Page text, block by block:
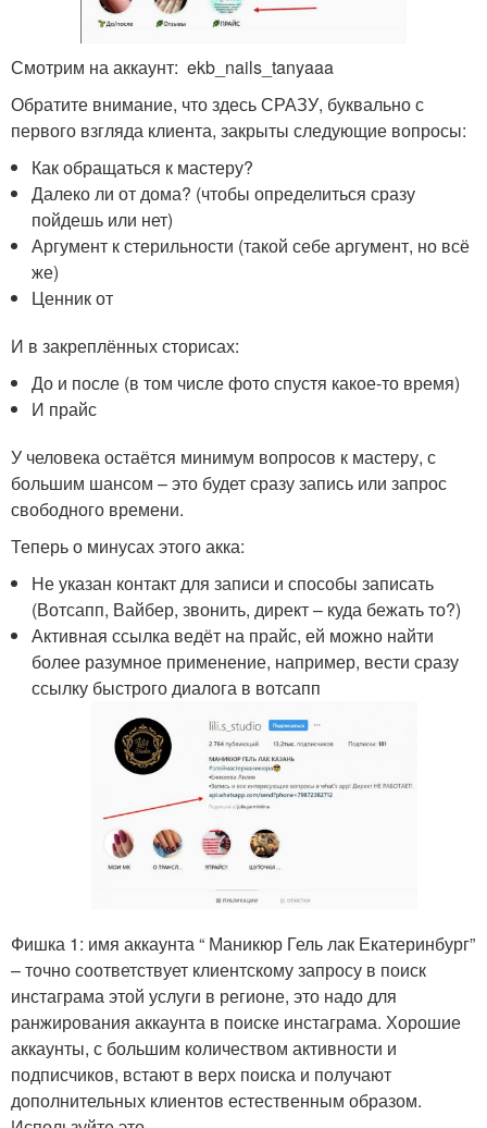
Смотрим на аккаунт: ekb_nails_tanyaaa
Обратите внимание, что здесь СРАЗУ, буквально с
первого взгляда клиента, закрыты следующие вопросы:
Как обращаться к мастеру?
Далеко ли от дома? (чтобы определиться сразу
пойдешь или нет)
Аргумент к стерильности (такой себе аргумент, но всё
же)
Ценник от
И в закреплённых сторисах:
До и после (в том числе фото спустя какое-то время)
И прайс
У человека остаётся минимум вопросов к мастеру, с
большим шансом – это будет сразу запись или запрос
свободного времени.
Теперь о минусах этого акка:
Не указан контакт для записи и способы записать
(Вотсапп, Вайбер, звонить, директ – куда бежать то?)
Активная ссылка ведёт на прайс, ей можно найти
более разумное применение, например, вести сразу
ссылку быстрого диалога в вотсапп
Фишка 1: имя аккаунта “ Маникюр Гель лак Екатеринбург”
– точно соответствует клиентскому запросу в поиск
инстаграма этой услуги в регионе, это надо для
ранжирования аккаунта в поиске инстаграма. Хорошие
аккаунты, с большим количеством активности и
подписчиков, встают в верх поиска и получают
дополнительных клиентов естественным образом.